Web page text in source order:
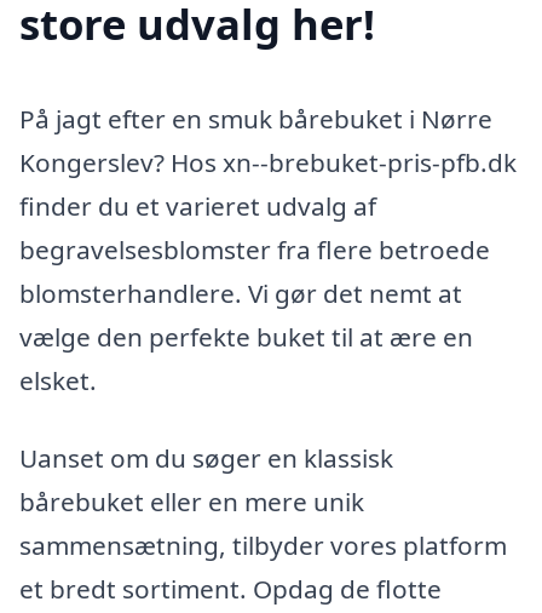
store udvalg her!
På jagt efter en smuk bårebuket i Nørre
Kongerslev? Hos xn--brebuket-pris-pfb.dk
finder du et varieret udvalg af
begravelsesblomster fra flere betroede
blomsterhandlere. Vi gør det nemt at
vælge den perfekte buket til at ære en
elsket.
Uanset om du søger en klassisk
bårebuket eller en mere unik
sammensætning, tilbyder vores platform
et bredt sortiment. Opdag de flotte